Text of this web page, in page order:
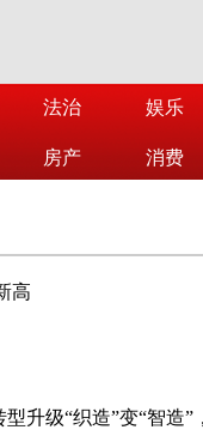
法治 娱乐
房产 消费
高